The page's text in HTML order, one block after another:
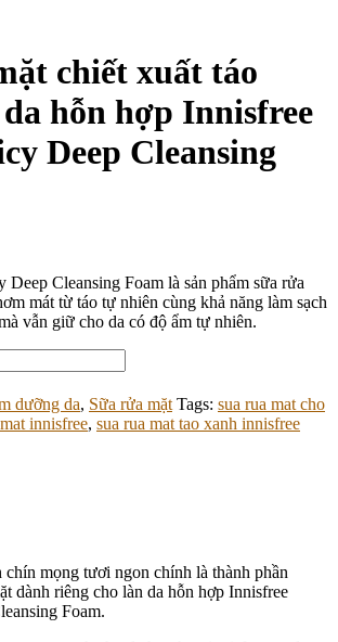
chiết xuất táo
hỗn hợp Innisfree
Deep Cleansing
Deep Cleansing Foam là sản phẩm sữa rửa
mát từ táo tự nhiên cùng khả năng làm sạch
vẫn giữ cho da có độ ẩm tự nhiên.
dưỡng da, Sữa rửa mặt Tags: sua rua mat cho
innisfree, sua rua mat tao xanh innisfree
mọng tươi ngon chính là thành phần
dành riêng cho làn da hỗn hợp Innisfree
Foam.